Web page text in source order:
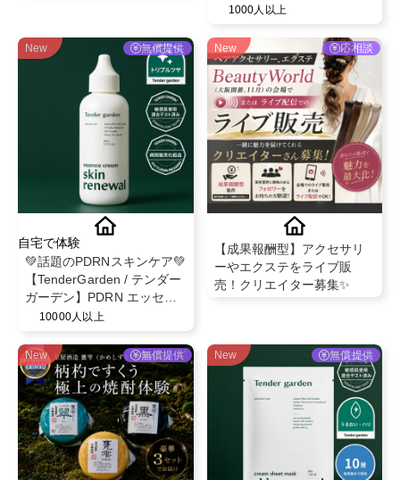
1000人以上
New 無償提供
自宅で体験
💚話題のPDRNスキンケア💚
【TenderGarden / テンダー
ガーデン】PDRN エッセン
スクリーム 80ml モニター募
10000人以上
New 応相談
【成果報酬型】アクセサリ
ーやエクステをライブ販
売！クリエイター募集✨
New 無償提供 New 無償提供